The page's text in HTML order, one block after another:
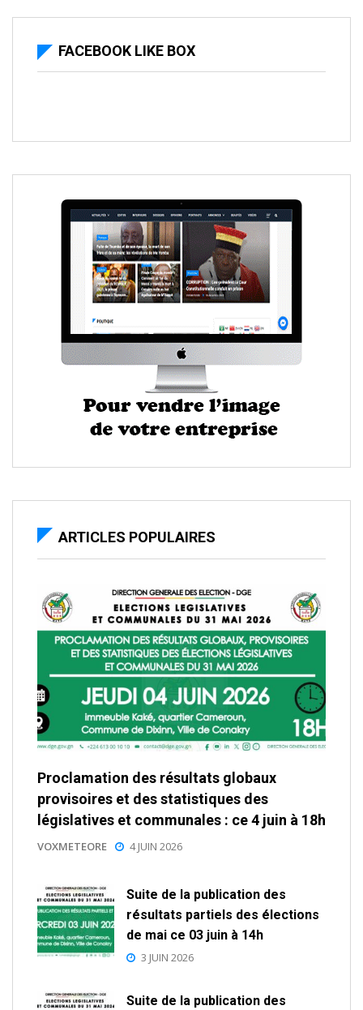
FACEBOOK LIKE BOX
ARTICLES POPULAIRES
Proclamation des résultats globaux
provisoires et des statistiques des
législatives et communales : ce 4 juin à 18h
VOXMETEORE 4 JUIN 2026
Suite de la publication des
résultats partiels des élections
de mai ce 03 juin à 14h
3 JUIN 2026
Suite de la publication des